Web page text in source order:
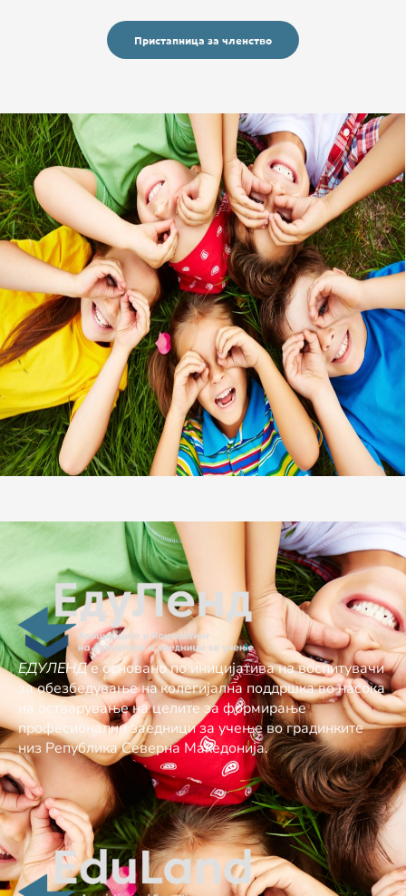
Пристапница за членство
ЕДУЛЕНДе основано по иницијатива на воспитувачи
за обезбедување нa колегијална поддршка во насока
на остварување на целите за формирање
професионални заедници за учење во градинките
низ Република Северна Македонија.